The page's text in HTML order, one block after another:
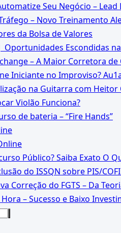
Seu Negócio –
– Novo Treinamento
da Bolsa de Valores
Oportunidades Escondidas
– A Maior Corretora
Iniciante no Improviso?
na Guitarra com Heitor
Violão Funciona?
de bateria – “Fire Hands”‎
Público? Saiba Exato O
do ISSQN sobre PIS/
Correção do FGTS – Da
– Sucesso e Baixo